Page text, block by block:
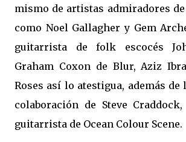
mismo de artistas admiradores
como Noel Gallagher y Gem
guitarrista de folk escocés
Graham Coxon de Blur, Aziz
Roses así lo atestigua, además de
colaboración de Steve
guitarrista de Ocean Colour Scene.